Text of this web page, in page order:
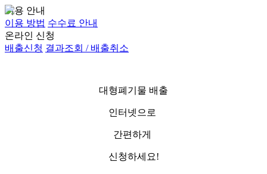
이용 안내
이용 방법 수수료 안내
온라인 신청
배출신청 결과조회 / 배출취소
대형폐기물 배출
인터넷으로
간편하게
신청하세요!